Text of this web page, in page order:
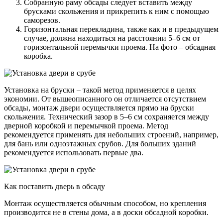
Собранную раму обсады следует вставить между
брусками скольжения и прикрепить к ним с помощью
саморезов.
Горизонтальная перекладина, также как и в предыдущем
случае, должна находиться на расстоянии 5–6 см от
горизонтальной перемычки проема. На фото – обсадная
коробка.
Установка на бруски – такой метод применяется в целях
экономии. От вышеописанного он отличается отсутствием
обсады, монтаж двери осуществляется прямо на бруски
скольжения. Технический зазор в 5–6 см сохраняется между
дверной коробкой и перемычкой проема. Метод
рекомендуется применять для небольших строений, например,
для бань или одноэтажных срубов. Для больших зданий
рекомендуется использовать первые два.
Как поставить дверь в обсаду
Монтаж осуществляется обычным способом, но крепления
производится не в стены дома, а в доски обсадной коробки.